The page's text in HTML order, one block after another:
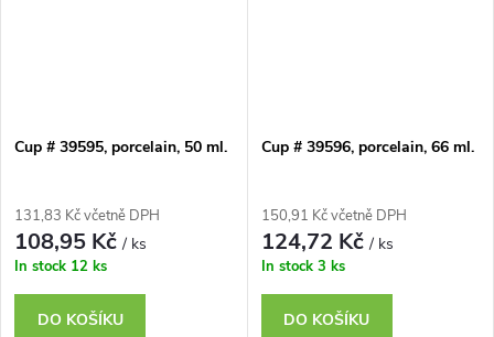
Cup # 39595, porcelain, 50 ml.
131,83 Kč včetně DPH
108,95 Kč/ ks
In stock 12 ks
DO KOŠÍKU
Cup # 39596, porcelain, 66 ml.
150,91 Kč včetně DPH
124,72 Kč/ ks
In stock 3 ks
DO KOŠÍKU